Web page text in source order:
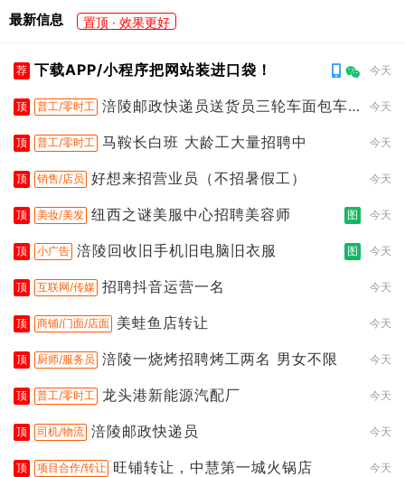
最新信息 置顶 · 效果更好
荐 下载APP/小程序把网站装进口袋！ 今天
顶 普工/零时工 涪陵邮政快递员送货员三轮车面包车
今天
顶 普工/零时工 马鞍长白班 大龄工大量招聘中 今天
顶 销售/店员 好想来招营业员（不招暑假工） 今天
顶 美妆/美发 纽西之谜美服中心招聘美容师 图 今天
顶 小广告 涪陵回收旧手机旧电脑旧衣服 图 今天
顶 互联网/传媒 招聘抖音运营一名 今天
顶 商铺/门面/店面 美蛙鱼店转让 今天
顶 厨师/服务员 涪陵一烧烤招聘烤工两名 男女不限 今天
顶 普工/零时工 龙头港新能源汽配厂 今天
顶 司机/物流 涪陵邮政快递员 今天
顶 项目合作/转让 旺铺转让，中慧第一城火锅店 今天